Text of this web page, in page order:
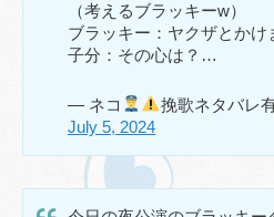
（考えるブラッキーw）
ブラッキー：ヤクザとか
子分：その心は？…
— ネコ
挽歌ネタバレ
July 5, 2024